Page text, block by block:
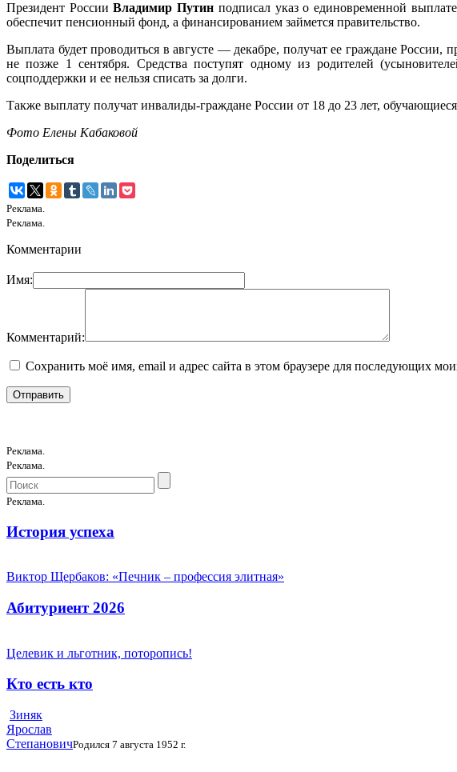
Президент РоссииВладимир Путин подписал указ о единовременной
обеспечит пенсионный фонд, а финансированием займется правительство.
Выплата будет проводиться в августе — декабре, получат ее граждане
не позже 1 сентября. Средства поступят одному из родителей
соцподдержки и ее нельзя списать за долги.
Также выплату получат инвалиды-граждане России от 18 до 23 лет,
Фото Елены Кабаковой
Поделиться
Реклама.
Реклама.
Комментарии
Имя:
Комментарий:
Сохранить моё имя, email и адрес сайта в этом браузере для последующих
Реклама.
Реклама.
Реклама.
История успеха
Виктор Щербаков: «Печник – профессия элитная»
Абитуриент 2026
Целевик и льготник, поторопись!
Кто есть кто
Зиняк
Ярослав
СтепановичРодился 7 августа 1952 г.